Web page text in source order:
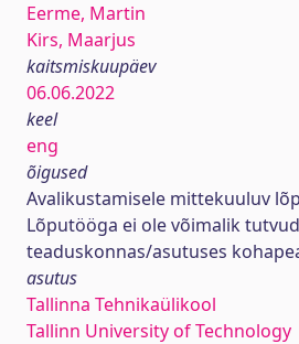
Eerme, Martin
Kirs, Maarjus
kaitsmiskuupäev
06.06.2022
keel
eng
õigused
Avalikustamisele mittekuuluv
Lõputööga ei ole võimalik
teaduskonnas/asutuses
asutus
Tallinna Tehnikaülikool
Tallinn University of Technology